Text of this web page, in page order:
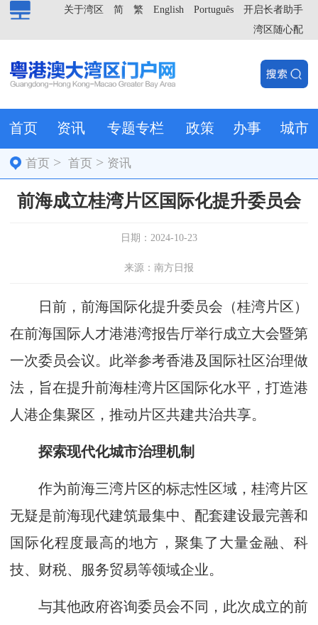
开启长者助手
Português
English
繁
简
关于湾区
湾区随心配
首页 资讯 专题专栏 政策 办事 城市
首页 >首页 > 资讯
前海成立桂湾片区国际化提升委员会
日期：2024-10-23
来源：南方日报
日前，前海国际化提升委员会（桂湾片区）
在前海国际人才港港湾报告厅举行成立大会暨第
一次委员会议。此举参考香港及国际社区治理做
法，旨在提升前海桂湾片区国际化水平，打造港
人港企集聚区，推动片区共建共治共享。
探索现代化城市治理机制
作为前海三湾片区的标志性区域，桂湾片区
无疑是前海现代建筑最集中、配套建设最完善和
国际化程度最高的地方，聚集了大量金融、科
技、财税、服务贸易等领域企业。
与其他政府咨询委员会不同，此次成立的前